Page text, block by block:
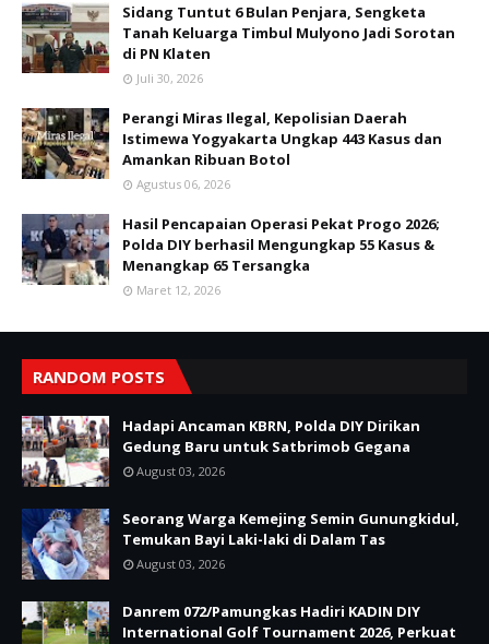
Sidang Tuntut 6 Bulan Penjara, Sengketa
Tanah Keluarga Timbul Mulyono Jadi Sorotan
di PN Klaten
Juli 30, 2026
Perangi Miras Ilegal, Kepolisian Daerah
Istimewa Yogyakarta Ungkap 443 Kasus dan
Amankan Ribuan Botol
Agustus 06, 2026
Hasil Pencapaian Operasi Pekat Progo 2026;
Polda DIY berhasil Mengungkap 55 Kasus &
Menangkap 65 Tersangka
Maret 12, 2026
RANDOM POSTS
Hadapi Ancaman KBRN, Polda DIY Dirikan
Gedung Baru untuk Satbrimob Gegana
August 03, 2026
Seorang Warga Kemejing Semin Gunungkidul,
Temukan Bayi Laki-laki di Dalam Tas
August 03, 2026
Danrem 072/Pamungkas Hadiri KADIN DIY
International Golf Tournament 2026, Perkuat